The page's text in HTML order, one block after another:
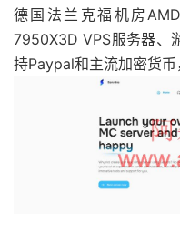
德国法兰克福机房
7950X3D VPS服务器、
持Paypal和主流加密货币